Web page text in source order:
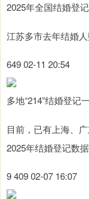
2025年全国结婚登
江苏多市去年结婚人
649 02-11 20:54
多地“214”结婚登记
目前，已有上海、
2025年结婚登记数据
9 409 02-07 16:07